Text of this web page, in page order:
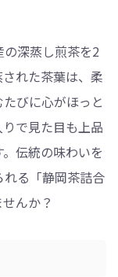
の深蒸し煎茶を2
れた茶葉は、柔
びに心がほっと
で見た目も上品
伝統の味わいを
る「静岡茶詰合
んか？